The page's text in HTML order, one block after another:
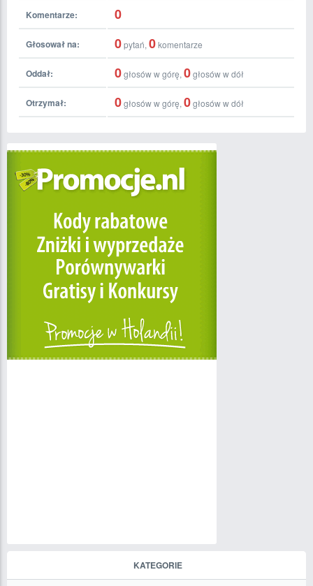
Komentarze: 0
Głosował na: 0pytań, 0komentarze
Oddał: 0głosów w górę, 0głosów w dół
Otrzymał: 0głosów w górę, 0głosów w dół
KATEGORIE